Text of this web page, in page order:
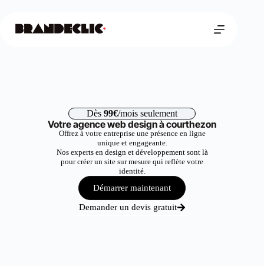
Dès 99€/mois seulement
Votre agence web design à courthezon
Offrez à votre entreprise une présence en ligne
unique et engageante.
Nos experts en design et développement sont là
pour créer un site sur mesure qui reflète votre
identité.
Démarrer maintenant
Demander un devis gratuit